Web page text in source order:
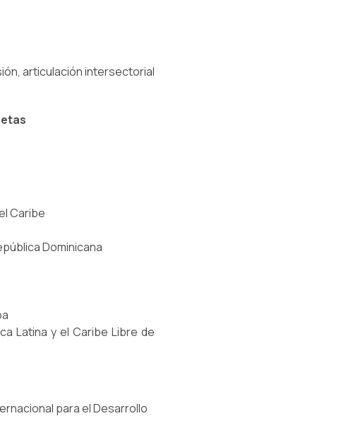
articulación intersectorial
Caribe
Dominicana
Latina y el Caribe Libre de
para el Desarrollo